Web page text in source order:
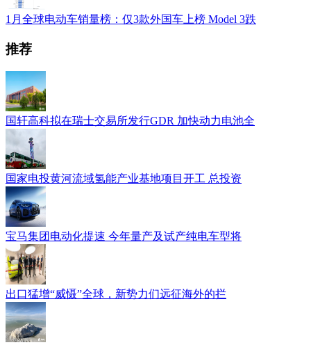
1月全球电动车销量榜：仅3款外国车上榜 Model 3跌
推荐
国轩高科拟在瑞士交易所发行GDR 加快动力电池全
国家电投黄河流域氢能产业基地项目开工 总投资
宝马集团电动化提速 今年量产及试产纯电车型将
出口猛增“威慑”全球，新势力们远征海外的拦